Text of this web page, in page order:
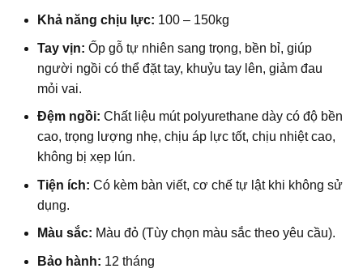
Khả năng chịu lực: 100 – 150kg
Tay vịn: Ốp gỗ tự nhiên sang trọng, bền bỉ, giúp
người ngồi có thể đặt tay, khuỷu tay lên, giảm đau
mỏi vai.
Đệm ngồi: Chất liệu mút polyurethane dày có độ bền
cao, trọng lượng nhẹ, chịu áp lực tốt, chịu nhiệt cao,
không bị xẹp lún.
Tiện ích: Có kèm bàn viết, cơ chế tự lật khi không sử
dụng.
Màu sắc: Màu đỏ (Tùy chọn màu sắc theo yêu cầu).
Bảo hành: 12 tháng